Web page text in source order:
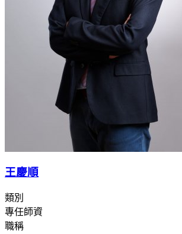
王慶順
類別
專任師資
職稱